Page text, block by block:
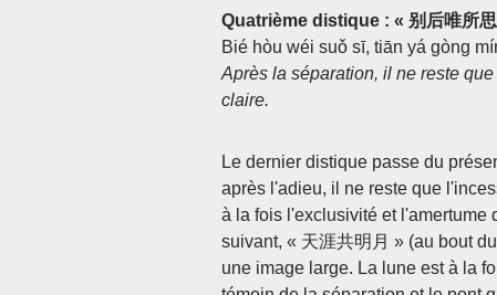
Quatrième distique : « 别后唯所
Bié hòu wéi suǒ sī, tiān yá gòng
Après la séparation, il ne reste
claire.
Le dernier distique passe du
après l'adieu, il ne reste que
à la fois l'exclusivité et l'amertume
suivant, « 天涯共明月 » (au bout
une image large. La lune est à la